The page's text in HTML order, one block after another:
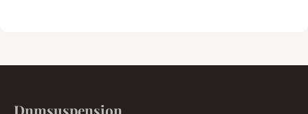
Dnmsuspension